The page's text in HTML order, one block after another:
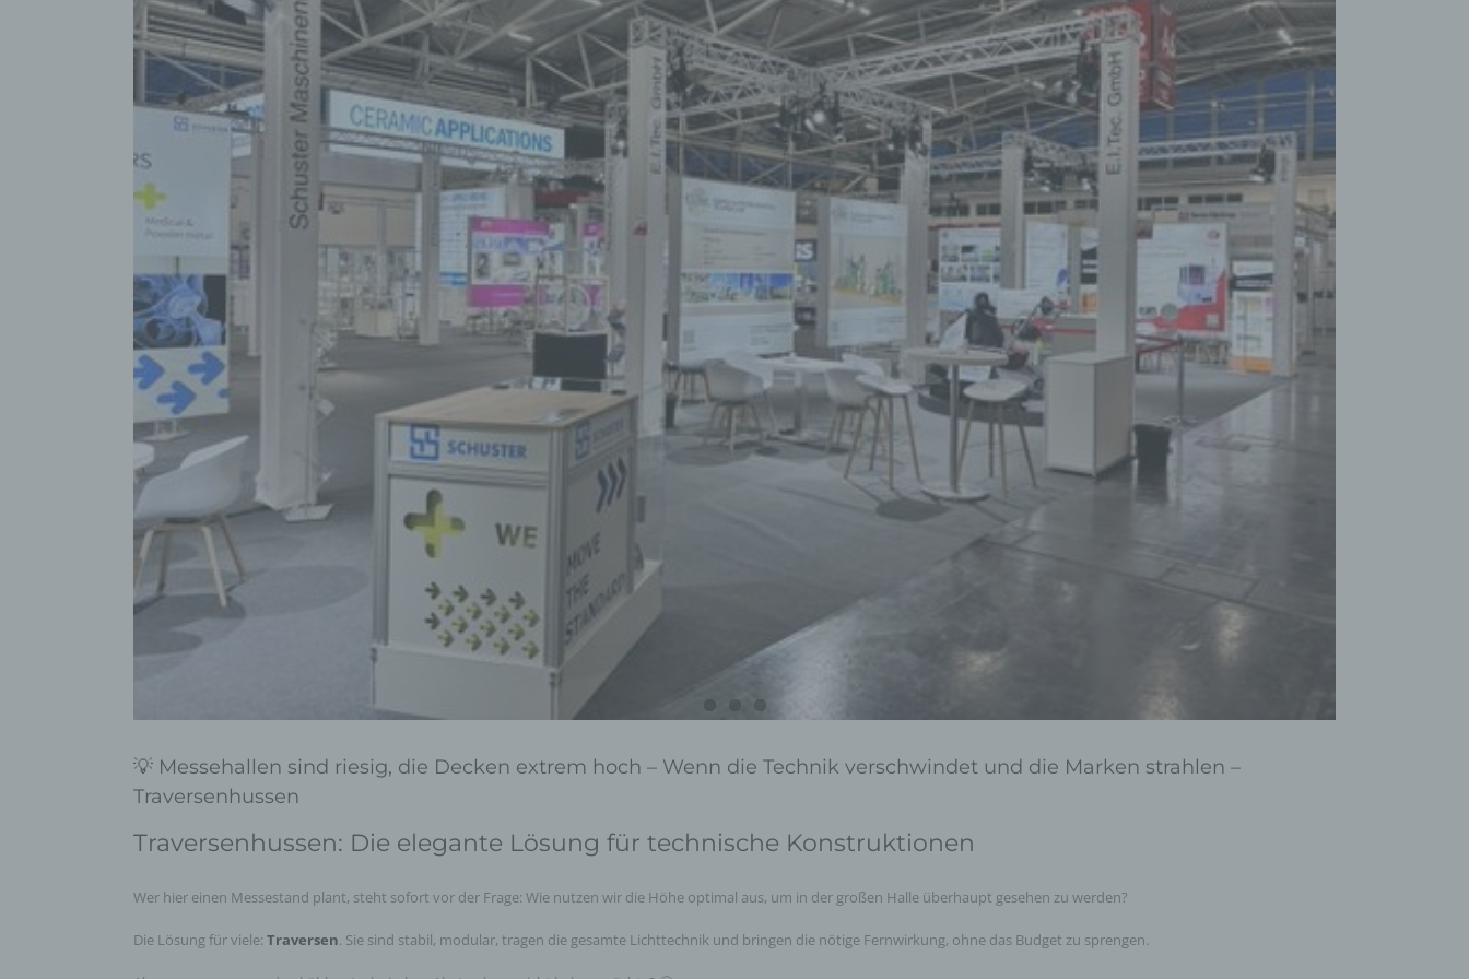
💡 Messehallen sind riesig, die Decken extrem hoch – Wenn die Technik verschwindet und die Marken strahlen –
Traversenhussen
Traversenhussen: Die elegante Lösung für technische Konstruktionen
Wer hier einen Messestand plant, steht sofort vor der Frage: Wie nutzen wir die Höhe optimal aus, um in der großen Halle überhaupt gesehen zu werden?
Die Lösung für viele: Traversen. Sie sind stabil, modular, tragen die gesamte Lichttechnik und bringen die nötige Fernwirkung, ohne das Budget zu sprengen.